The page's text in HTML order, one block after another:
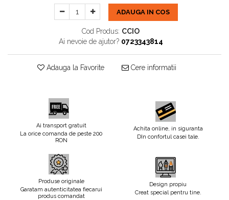
ADAUGA IN COS
Cod Produs: CCIO
Ai nevoie de ajutor? 0723343814
Adauga la Favorite Cere informatii
Ai transport gratuit
La orice comanda de peste 200
RON
Achita online, in siguranta
DIn confortul casei tale.
Produse originale
Garatam autenticitatea fiecarui
produs comandat
Design propiu
Creat special pentru tine.